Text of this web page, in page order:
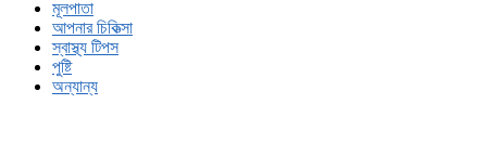
মূলপাতা
আপনার চিকিত্‍সা
স্বাস্থ্য টিপস
পুষ্টি
অন্যান্য